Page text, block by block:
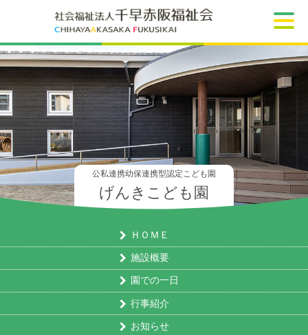
公私連携幼保連携型認定こども園
げんきこども園
ＨＯＭＥ
施設概要
園での一日
行事紹介
お知らせ